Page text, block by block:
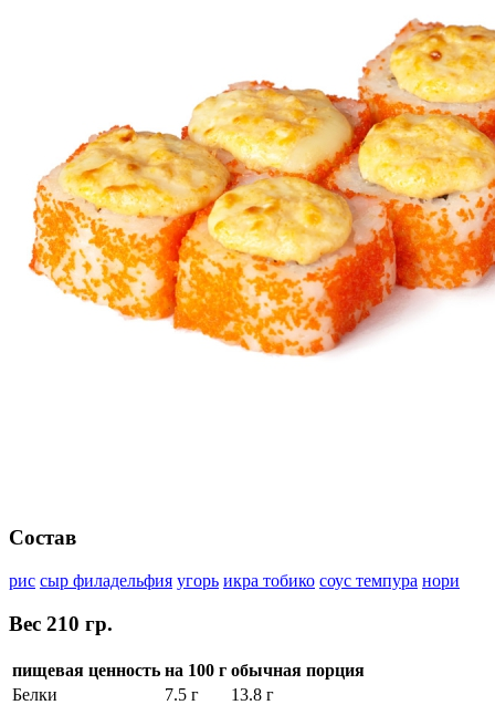
Состав
рис сыр филадельфия угорь икра тобико соус темпура нори
Вес 210 гр.
пищевая ценность на 100 г обычная порция
Белки
7.5 г
13.8 г